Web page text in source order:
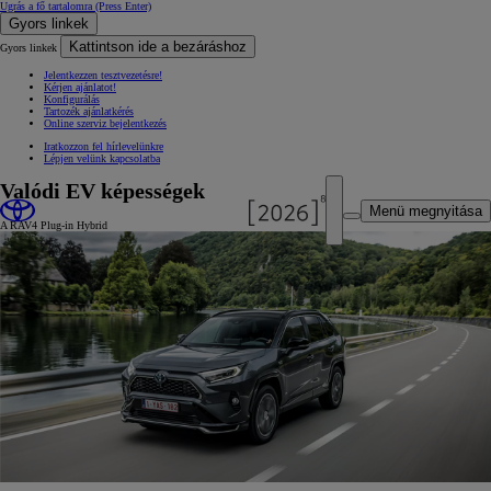
Ugrás a fő tartalomra (Press Enter)
Gyors linkek
Gyors linkek Kattintson ide a bezáráshoz
Jelentkezzen tesztvezetésre!
Kérjen ajánlatot!
Konfigurálás
Tartozék ajánlatkérés
Online szerviz bejelentkezés
Iratkozzon fel hírlevelünkre
Lépjen velünk kapcsolatba
Menü megnyitása
Valódi EV képességek
A RAV4 Plug-in Hybrid